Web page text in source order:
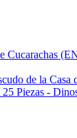
Cucarachas
de la
Piezas -